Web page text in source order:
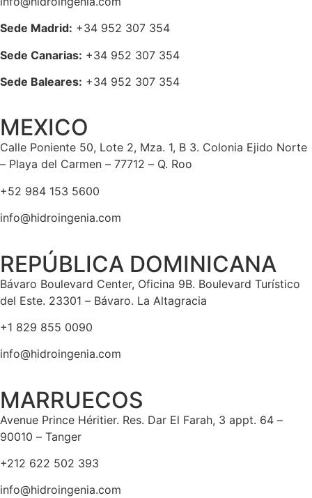
Sede Madrid: +34 952 307 354
Sede Canarias: +34 952 307 354
Sede Baleares: +34 952 307 354
MEXICO
Calle Poniente 50, Lote 2, Mza. 1, B 3. Colonia Ejido Norte
– Playa del Carmen – 77712 – Q. Roo
+52 984 153 5600
info@hidroingenia.com
REPÚBLICA DOMINICANA
Bávaro Boulevard Center, Oficina 9B. Boulevard Turístico
del Este. 23301 – Bávaro. La Altagracia
+1 829 855 0090
info@hidroingenia.com
MARRUECOS
Avenue Prince Héritier. Res. Dar El Farah, 3 appt. 64 –
90010 – Tanger
+212 622 502 393
info@hidroingenia.com